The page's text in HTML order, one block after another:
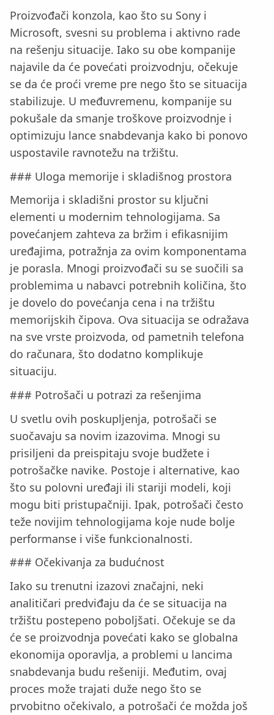
Proizvođači konzola, kao što su Sony i
Microsoft, svesni su problema i aktivno rade
na rešenju situacije. Iako su obe kompanije
najavile da će povećati proizvodnju, očekuje
se da će proći vreme pre nego što se situacija
stabilizuje. U međuvremenu, kompanije su
pokušale da smanje troškove proizvodnje i
optimizuju lance snabdevanja kako bi ponovo
uspostavile ravnotežu na tržištu.
### Uloga memorije i skladišnog prostora
Memorija i skladišni prostor su ključni
elementi u modernim tehnologijama. Sa
povećanjem zahteva za bržim i efikasnijim
uređajima, potražnja za ovim komponentama
je porasla. Mnogi proizvođači su se suočili sa
problemima u nabavci potrebnih količina, što
je dovelo do povećanja cena i na tržištu
memorijskih čipova. Ova situacija se odražava
na sve vrste proizvoda, od pametnih telefona
do računara, što dodatno komplikuje
situaciju.
### Potrošači u potrazi za rešenjima
U svetlu ovih poskupljenja, potrošači se
suočavaju sa novim izazovima. Mnogi su
prisiljeni da preispitaju svoje budžete i
potrošačke navike. Postoje i alternative, kao
što su polovni uređaji ili stariji modeli, koji
mogu biti pristupačniji. Ipak, potrošači često
teže novijim tehnologijama koje nude bolje
performanse i više funkcionalnosti.
### Očekivanja za budućnost
Iako su trenutni izazovi značajni, neki
analitičari predviđaju da će se situacija na
tržištu postepeno poboljšati. Očekuje se da
će se proizvodnja povećati kako se globalna
ekonomija oporavlja, a problemi u lancima
snabdevanja budu rešeniji. Međutim, ovaj
proces može trajati duže nego što se
prvobitno očekivalo, a potrošači će možda još